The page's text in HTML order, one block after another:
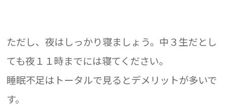
ただし、夜はしっかり寝ましょう。中３生だとし
ても夜１１時までには寝てください。
睡眠不足はトータルで見るとデメリットが多いで
す。